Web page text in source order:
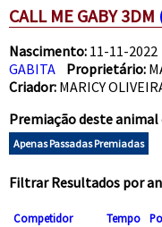
CALL ME GABY 3DM
Nascimento: 11-11-2022
GABITA
Proprietário:
Criador: MARICY
Premiação deste animal
Apenas Passadas Premiadas
Filtrar Resultados por
Competidor Tempo